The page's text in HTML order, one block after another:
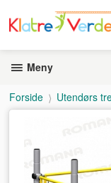
innholdet
Meny
Forside Utendørs